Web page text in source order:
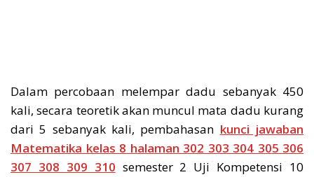
Dalam percobaan melempar dadu sebanyak 450
kali, secara teoretik akan muncul mata dadu kurang
dari 5 sebanyak kali, pembahasan kunci jawaban
Matematika kelas 8 halaman 302 303 304 305 306
307 308 309 310 semester 2 Uji Kompetensi 10